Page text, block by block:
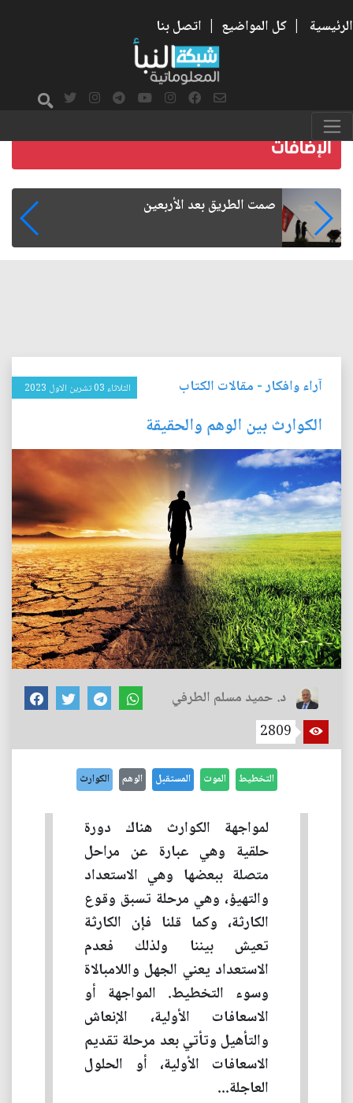
الرئيسية | كل المواضيع | اتصل بنا
صمت الطريق بعد الأربعين
آراء وافكار- مقالات الكتاب الثلاثاء 03 تشرين الاول 2023
الكوارث بين الوهم والحقيقة
د. حميد مسلم الطرفي
2809
التخطيط الموت المستقبل الوهم الكوارث
لمواجهة الكوارث هناك دورة
حلقية وهي عبارة عن مراحل
متصلة ببعضها وهي الاستعداد
والتهيؤ، وهي مرحلة تسبق وقوع
الكارثة، وكما قلنا فإن الكارثة
تعيش بيننا ولذلك فعدم
الاستعداد يعني الجهل واللامبالاة
وسوء التخطيط. المواجهة أو
الاسعافات الأولية، الإنعاش
والتأهيل وتأتي بعد مرحلة تقديم
الاسعافات الأولية، أو الحلول
العاجلة...